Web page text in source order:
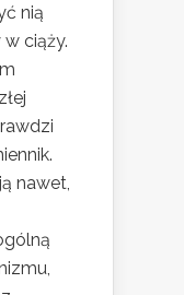
nią
ciąży.
nawet,